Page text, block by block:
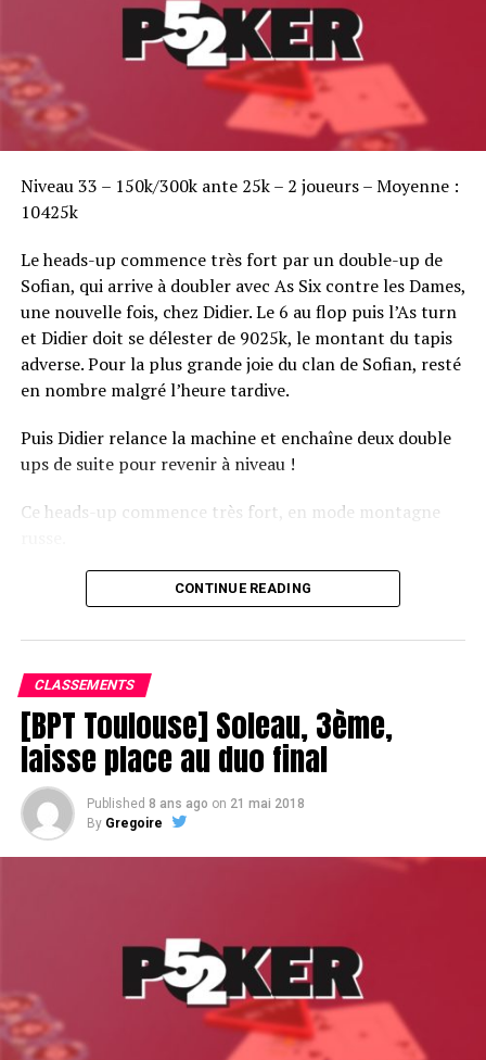
Niveau 33 – 150k/300k ante 25k – 2 joueurs – Moyenne :
10425k
Le heads-up commence très fort par un double-up de
Sofian, qui arrive à doubler avec As Six contre les Dames,
une nouvelle fois, chez Didier. Le 6 au flop puis l’As turn
et Didier doit se délester de 9025k, le montant du tapis
adverse. Pour la plus grande joie du clan de Sofian, resté
en nombre malgré l’heure tardive.
Puis Didier relance la machine et enchaîne deux double
ups de suite pour revenir à niveau !
Ce heads-up commence très fort, en mode montagne
Le champagne va réchauffer si les deux finalistes ne se décident pas !
CONTINUE READING
CLASSEMENTS
[BPT Toulouse] Soleau, 3ème,
laisse place au duo final
Published 8 ans ago on 21 mai 2018
By Gregoire